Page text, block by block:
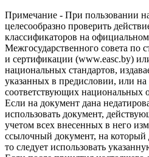
Примечание - При пользовании
целесообразно проверить
классификаторов на
Межгосударственного совета по
и сертификации (www.easc.by)
национальных стандартов,
указанных в предисловии, или
соответствующих национальных
Если на документ дана
использовать документ,
учетом всех внесенных в него
ссылочный документ, на который
то следует использовать